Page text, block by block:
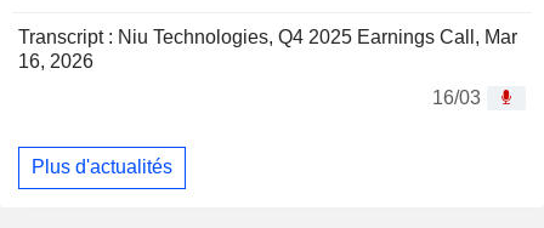
Transcript : Niu Technologies, Q4 2025 Earnings Call, Mar
16, 2026
16/03
Plus d'actualités